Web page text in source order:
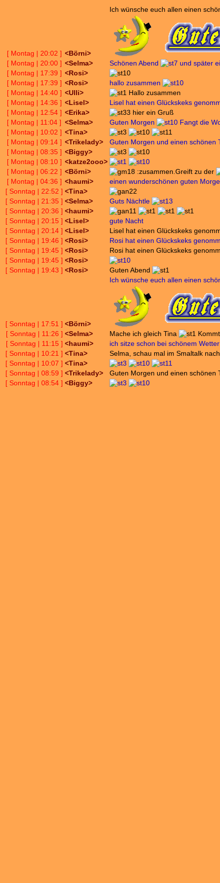
[ Montag | 20:02 ] <Börni>
Ich wünsche euch allen einen
[ Montag | 20:00 ] <Selma> Schönen Abend
und später
[ Montag | 17:39 ] <Rosi>
[ Montag | 17:39 ] <Rosi>
hallo zusammen
[ Montag | 14:40 ] <Ulli>
Hallo zusammen
[ Montag | 14:36 ] <Lisel>
Lisel hat einen Glückskeks
[ Montag | 12:54 ] <Erika>
hier ein Gruß
[ Montag | 11:04 ] <Selma> Guten Morgen
Fangt die
[ Montag | 10:02 ] <Tina>
[ Montag | 09:14 ] <Trikelady>
Guten Morgen und einen schönen
[ Montag | 08:35 ] <Biggy>
[ Montag | 08:10 ] <katze2ooo>
[ Montag | 06:22 ] <Börni>
:zusammen.Greift zu der
[ Montag | 04:36 ] <haumi>
einen wunderschönen guten
[ Sonntag | 22:52 ] <Tina>
[ Sonntag | 21:35 ] <Selma>
Guts Nächtle
[ Sonntag | 20:36 ] <haumi>
[ Sonntag | 20:15 ] <Lisel>
gute Nacht
[ Sonntag | 20:14 ] <Lisel>
Lisel hat einen Glückskeks
[ Sonntag | 19:46 ] <Rosi>
Rosi hat einen Glückskeks
[ Sonntag | 19:45 ] <Rosi>
Rosi hat einen Glückskeks
[ Sonntag | 19:45 ] <Rosi>
[ Sonntag | 19:43 ] <Rosi> Guten Abend
[ Sonntag | 17:51 ] <Börni>
Ich wünsche euch allen einen
[ Sonntag | 11:26 ] <Selma> Mache ich gleich Tina
[ Sonntag | 11:15 ] <haumi>
ich sitze schon bei schönem
[ Sonntag | 10:21 ] <Tina>
Selma, schau mal im Smaltalk nach
[ Sonntag | 10:07 ] <Tina>
[ Sonntag | 08:59 ] <Trikelady>
Guten Morgen und einen schönen
[ Sonntag | 08:54 ] <Biggy>